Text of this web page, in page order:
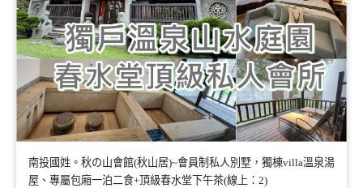
南投國姓。秋の山會館(秋山居)~會員制私人別墅，獨棟villa溫泉湯
屋、專屬包廂一泊二食+頂級春水堂下午茶(線上：2)